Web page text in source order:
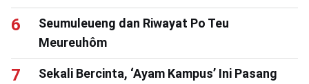
Seumuleueng dan Riwayat Po Teu
Meureuhôm
Sekali Bercinta, ‘Ayam Kampus’ Ini Pasang